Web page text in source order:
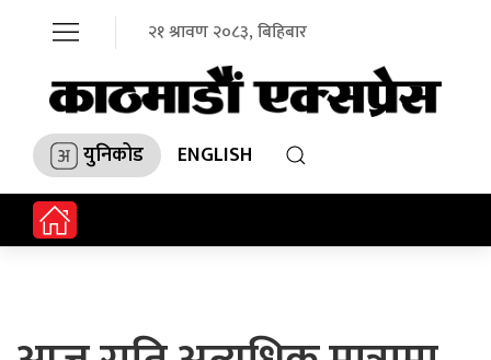
२१ श्रावण २०८३, बिहिबार
युनिकोड ENGLISH